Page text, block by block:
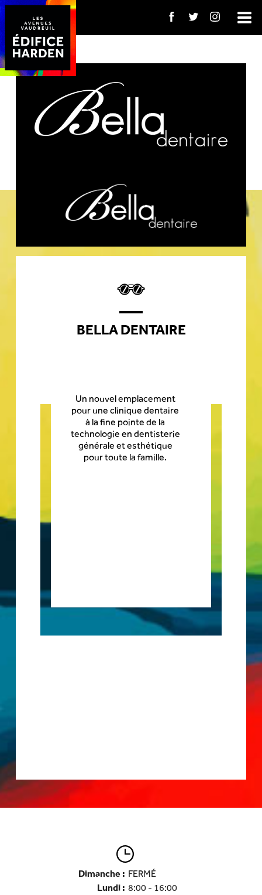
BELLA DENTAIRE
Un nouvel emplacement
pour une clinique dentaire
à la fine pointe de la
technologie en dentisterie
générale et esthétique
pour toute la famille.
Dimanche : FERMÉ
Lundi : 8:00 - 16:00